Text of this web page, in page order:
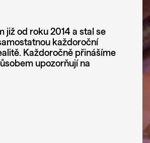
již od roku 2014 a stal se
každoroční
Každoročně přinášíme
upozorňují na